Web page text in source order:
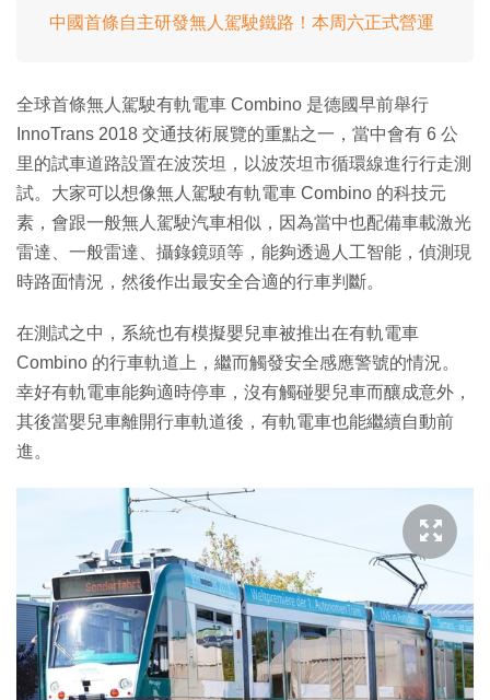
中國首條自主研發無人駕駛鐵路！本周六正式營運
全球首條無人駕駛有軌電車 Combino 是德國早前舉行
InnoTrans 2018 交通技術展覽的重點之一，當中會有 6 公
里的試車道路設置在波茨坦，以波茨坦市循環線進行行走測
試。大家可以想像無人駕駛有軌電車 Combino 的科技元
素，會跟一般無人駕駛汽車相似，因為當中也配備車載激光
雷達、一般雷達、攝錄鏡頭等，能夠透過人工智能，偵測現
時路面情況，然後作出最安全合適的行車判斷。
在測試之中，系統也有模擬嬰兒車被推出在有軌電車
Combino 的行車軌道上，繼而觸發安全感應警號的情況。
幸好有軌電車能夠適時停車，沒有觸碰嬰兒車而釀成意外，
其後當嬰兒車離開行車軌道後，有軌電車也能繼續自動前
進。